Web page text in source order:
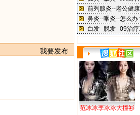
我要发布
范冰冰李冰冰大撞衫